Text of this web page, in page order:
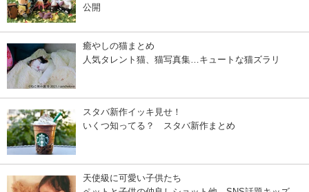
公開
癒やしの猫まとめ
人気タレント猫、猫写真集…キュートな猫ズラリ
スタバ新作イッキ見せ！
いくつ知ってる？ スタバ新作まとめ
天使級に可愛い子供たち